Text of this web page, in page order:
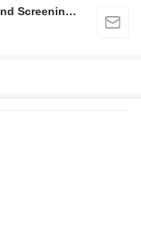
FABO Mobile & Stationary Crushing and Screening Plants | Concrete Batching Plants Manufacturer